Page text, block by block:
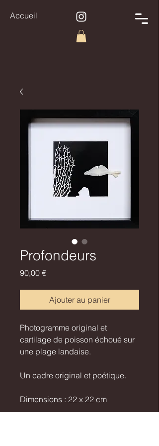
Accueil
Profondeurs
90,00 €Prix
Ajouter au panier
Photogramme original et
cartilage de poisson échoué sur
une plage landaise.
Un cadre original et poétique.
Dimensions : 22 x 22 cm